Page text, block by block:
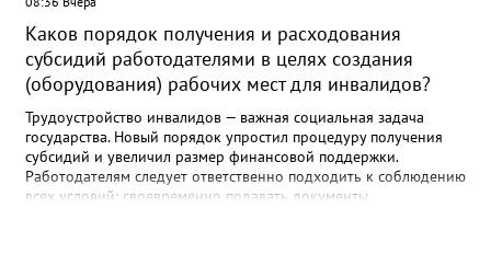
Каков порядок получения и расходования
субсидий работодателями в целях создания
(оборудования) рабочих мест для инвалидов?
Трудоустройство инвалидов — важная социальная задача
государства. Новый порядок упростил процедуру получения
субсидий и увеличил размер финансовой поддержки.
Работодателям следует ответственно подходить к соблюдению
всех условий: своевременно подавать документы,